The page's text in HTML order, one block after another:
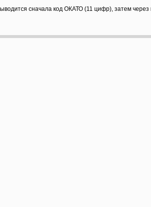
сначала код ОКАТО (11 цифр), затем